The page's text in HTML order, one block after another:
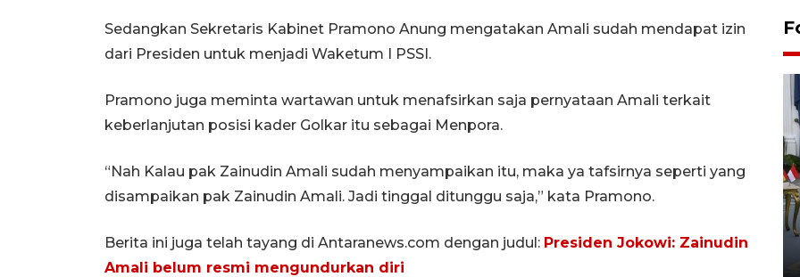
Sedangkan Sekretaris Kabinet Pramono Anung mengatakan Amali sudah mendapat izin
dari Presiden untuk menjadi Waketum I PSSI.
Pramono juga meminta wartawan untuk menafsirkan saja pernyataan Amali terkait
keberlanjutan posisi kader Golkar itu sebagai Menpora.
“Nah Kalau pak Zainudin Amali sudah menyampaikan itu, maka ya tafsirnya seperti yang
disampaikan pak Zainudin Amali. Jadi tinggal ditunggu saja,” kata Pramono.
Berita ini juga telah tayang di Antaranews.com dengan judul: Presiden Jokowi: Zainudin
Amali belum resmi mengundurkan diri
FOTO - Kirab memperingati
Yogyakarta